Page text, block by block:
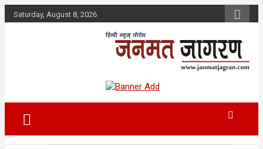
Skip
to
Saturday, August 8, 2026